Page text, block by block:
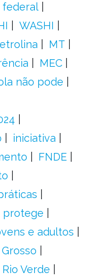
WASHI
MT
MEC
não pode
iniciativa
FNDE
protege
e adultos
Rio Verde